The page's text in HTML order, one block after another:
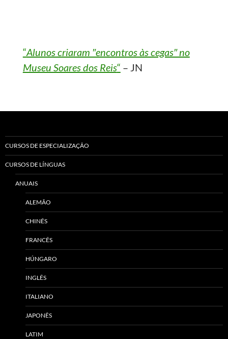
“Alunos criaram ″encontros às cegas″ no
Museu Soares dos Reis“ – JN
CURSOS DE ESPECIALIZAÇÃO
CURSOS DE LÍNGUAS
ANUAIS
ALEMÃO
CHINÊS
FRANCÊS
HÚNGARO
INGLÊS
ITALIANO
JAPONÊS
LATIM